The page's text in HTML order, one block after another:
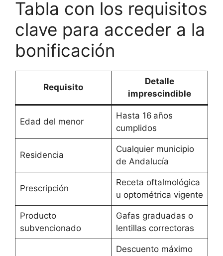
Tabla con los requisitos
clave para acceder a la
bonificación
Requisito
Detalle
imprescindible
Edad del menor
Hasta 16 años
cumplidos
Residencia
Cualquier municipio
de Andalucía
Prescripción
Receta oftalmológica
u optométrica vigente
Producto
subvencionado
Gafas graduadas o
lentillas correctoras
Descuento máximo